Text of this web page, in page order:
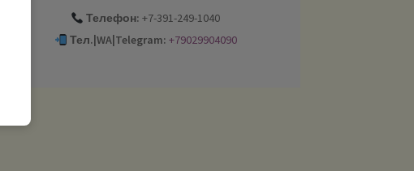
Телефон: +7-391-249-1040
Тел.|WA|Telegram: +79029904090